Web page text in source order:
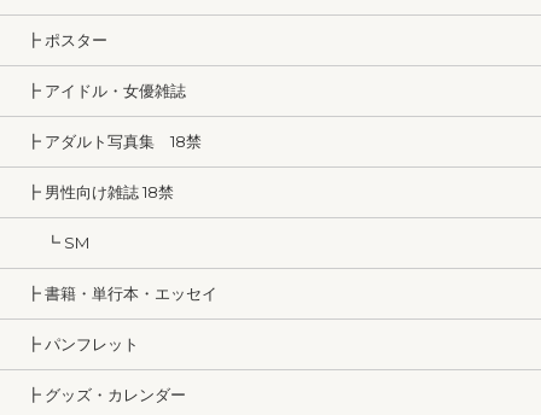
┣ ポスター
┣ アイドル・女優雑誌
┣ アダルト写真集 18禁
┣ 男性向け雑誌 18禁
┗ SM
┣ 書籍・単行本・エッセイ
┣ パンフレット
┣ グッズ・カレンダー